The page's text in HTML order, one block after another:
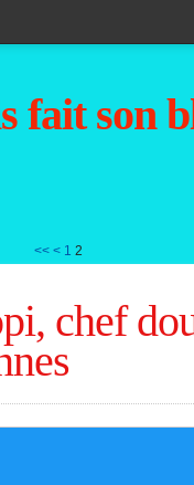
fait son
<< < 1 2
chef